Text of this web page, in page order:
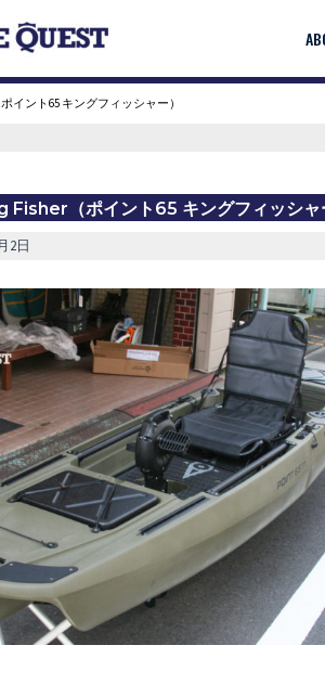
イント65 キングフィッシャー）
（ポイント65 キングフィッシャ
2日